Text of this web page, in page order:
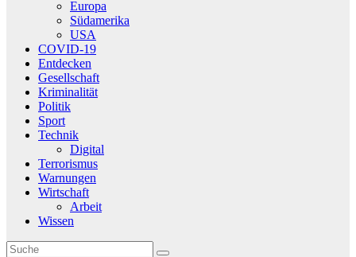
Europa
Südamerika
USA
COVID-19
Entdecken
Gesellschaft
Kriminalität
Politik
Sport
Technik
Digital
Terrorismus
Warnungen
Wirtschaft
Arbeit
Wissen